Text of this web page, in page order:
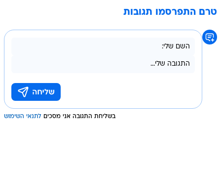
טרם התפרסמו תגובות
בשליחת התגובה אני מסכים לתנאי השימוש